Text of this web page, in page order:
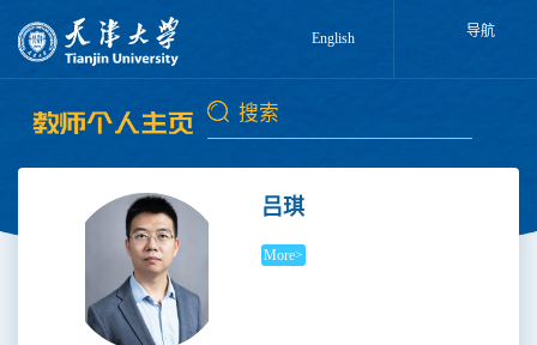
English 导航
吕琪
More>